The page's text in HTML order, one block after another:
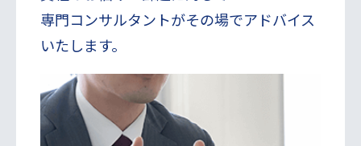
専門コンサルタントがその場でアドバイス
いたします。